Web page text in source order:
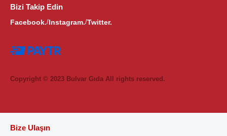
Bizi Takip Edin
Facebook./Instagram./Twitter.
Copyright © 2023 Bulvar Gıda All rights reserved.
Bize Ulaşın